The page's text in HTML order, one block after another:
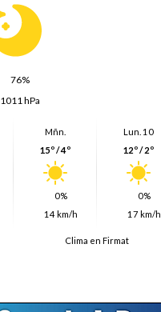
76%
1011 hPa
Mñn.
15º / 4º
0%
14 km/h
Lun. 10
12º / 2º
0%
17 km/h
Clima en Firmat